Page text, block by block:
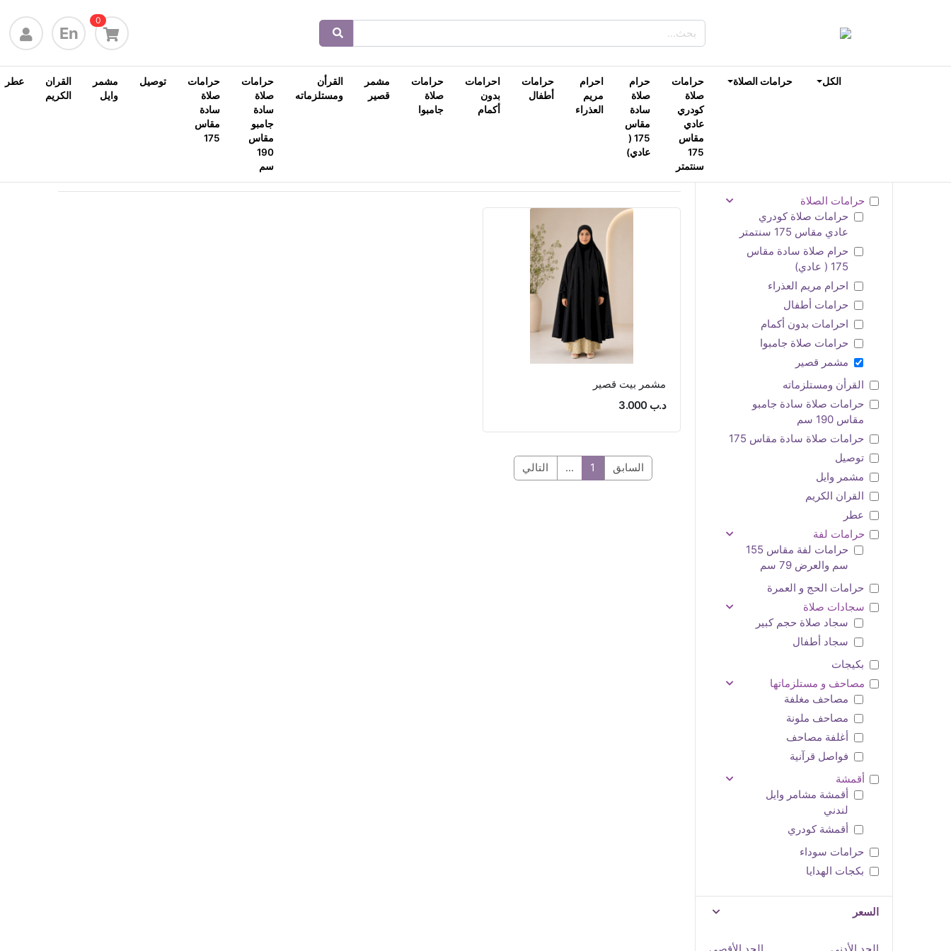
En
0
الكل حرامات الصلاة
حرامات
صلاة
كودري
عادي
مقاس
175
سنتمتر
حرام
صلاة
سادة
مقاس
175 (
عادي)
احرام
مريم
العذراء
حرامات
أطفال
احرامات
بدون
أكمام
حرامات
صلاة
جامبوا
مشمر
قصير
القرأن
ومستلزماته
حرامات
صلاة
سادة
جامبو
مقاس
190
سم
حرامات
صلاة
سادة
مقاس
175
توصيل
مشمر
وايل
القران
الكريم
عطر
حرامات الصلاة
حرامات صلاة كودري
عادي مقاس 175 سنتمتر
حرام صلاة سادة مقاس
175 ( عادي)
احرام مريم العذراء
حرامات أطفال
احرامات بدون أكمام
حرامات صلاة جامبوا
مشمر قصير
القرأن ومستلزماته
حرامات صلاة سادة جامبو
مقاس 190 سم
حرامات صلاة سادة مقاس 175
توصيل
مشمر وايل
القران الكريم
عطر
حرامات لفة
حرامات لفة مقاس 155
سم والعرض 79 سم
حرامات الحج و العمرة
سجادات صلاة
سجاد صلاة حجم كبير
سجاد أطفال
بكيجات
مصاحف و مستلزماتها
مصاحف مغلفة
مصاحف ملونة
أغلفة مصاحف
فواصل قرآنية
أقمشة
أقمشة مشامر وايل
لندني
أقمشة كودري
حرامات سوداء
بكجات الهدايا
السعر
عرض 1–1 من 1 نتيجة
مشمر بيت قصير
د.ب 3.000
السابق 1
... التالي